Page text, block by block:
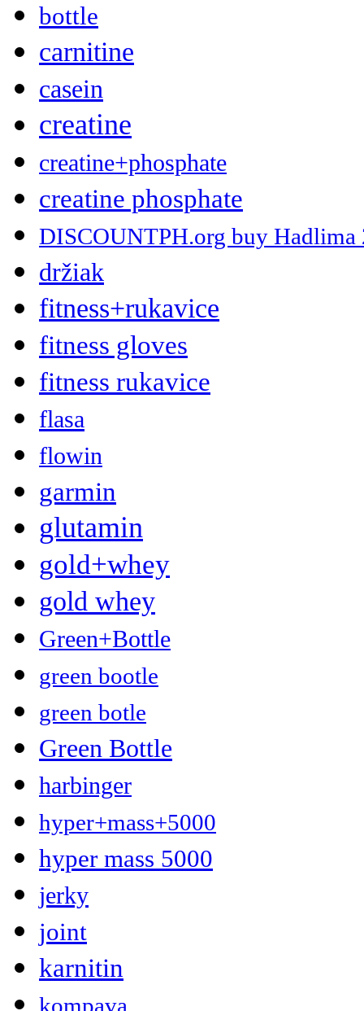
bottle
carnitine
casein
creatine
creatine+phosphate
creatine phosphate
DISCOUNTPH.org buy
držiak
fitness+rukavice
fitness gloves
fitness rukavice
flasa
flowin
garmin
glutamin
gold+whey
gold whey
Green+Bottle
green bootle
green botle
Green Bottle
harbinger
hyper+mass+5000
hyper mass 5000
jerky
joint
karnitin
kompava